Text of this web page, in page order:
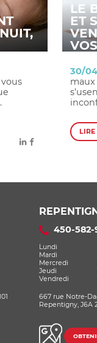
LE
ET
30/
LIRE
450-
Lundi
Mardi
Mercredi
Jeudi
Vendredi
667 rue Notre-
Repentigny, J6A